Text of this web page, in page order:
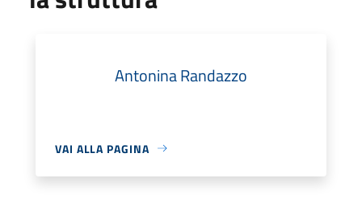
Antonina Randazzo
VAI ALLA PAGINA